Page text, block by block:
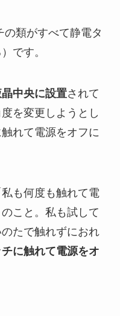
類がすべて静電タ
です。
中央に設置されて
を変更しようとし
れて電源をオフに
も何度も触れて電
こと。私も試して
たで触れずにおれ
に触れて電源をオ